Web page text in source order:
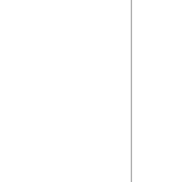
Die